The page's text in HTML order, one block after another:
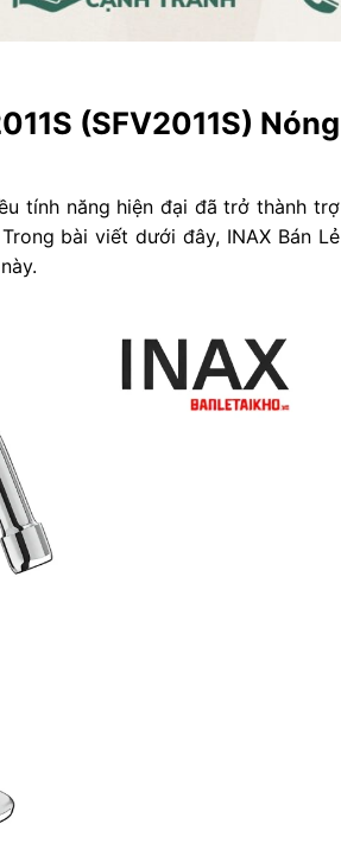
(SFV2011S) Nóng
tính năng hiện đại đã trở thành trợ
bài viết dưới đây, INAX Bán Lẻ